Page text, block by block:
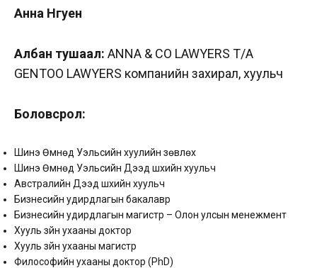
Анна Нгуен
Албан тушаал: ANNA & CO LAWYERS T/A
GENTOO LAWYERS компанийн захирал, хуульч
Боловсрол:
Шинэ Өмнөд Уэльсийн хуулийн зөвлөх
Шинэ Өмнөд Уэльсийн Дээд шүүхийн хуульч
Австралийн Дээд шүүхийн хуульч
Бизнесийн удирдлагын бакалавр
Бизнесийн удирдлагын магистр – Олон улсын менежмент
Хууль зүйн ухааны доктор
Хууль зүйн ухааны магистр
Философийн ухааны доктор (PhD)